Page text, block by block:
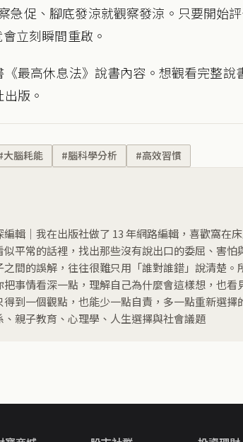
急促、腳底發涼就觀察發涼。只要開始
立刻瞬間重啟。
最高休息法》說書內容。想觀看完整說
版。
大腦耗能 #腦科學分析 #高效習慣
編輯｜我在出版社做了 13 年網路編輯，喜歡窩在
平常的話裡，找出那些沒有說出口的委屈、害
之間的誤解，往往很難只用「誰對誰錯」說清楚
事情看深一點，理解自己為什麼會這樣想，也看
得到一個觀點，也能少一點自責，多一點重新選
親子教育、心理學、人生選擇與社會議題